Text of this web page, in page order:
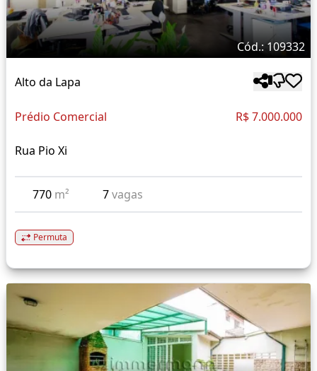
Cód.: 109332
Alto da Lapa
Prédio Comercial R$ 7.000.000
Rua Pio Xi
770 m² 7vagas
Permuta